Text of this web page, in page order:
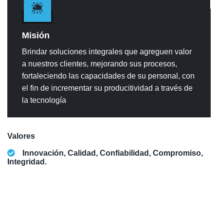
Misión
Brindar soluciones integrales que agreguen valor
a nuestros clientes, mejorando sus procesos,
fortaleciendo las capacidades de su personal, con
el fin de incrementar su producitividad a través de
la tecnología
Valores
Innovación, Calidad, Confiabilidad, Compromiso,
Integridad.